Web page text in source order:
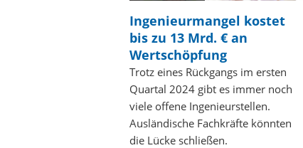
Ingenieurmangel kostet
bis zu 13 Mrd. € an
Wertschöpfung
Trotz eines Rückgangs im ersten
Quartal 2024 gibt es immer noch
viele offene Ingenieurstellen.
Ausländische Fachkräfte könnten
die Lücke schließen.